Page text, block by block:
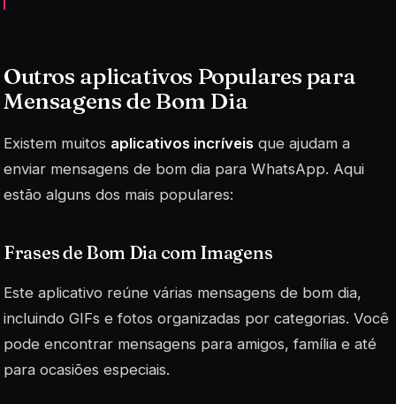
Outros aplicativos Populares para
Mensagens de Bom Dia
Existem muitos aplicativos incríveis que ajudam a
enviar mensagens de bom dia para WhatsApp. Aqui
estão alguns dos mais populares:
Frases de Bom Dia com Imagens
Este aplicativo reúne várias mensagens de bom dia,
incluindo GIFs e fotos organizadas por categorias. Você
pode encontrar mensagens para amigos, família e até
para ocasiões especiais.